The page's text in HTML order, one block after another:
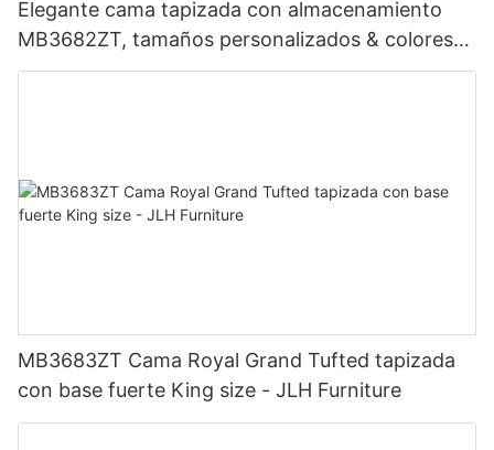
Elegante cama tapizada con almacenamiento
MB3682ZT, tamaños personalizados & colores
Precio de fábrica - Muebles JLH
MB3683ZT Cama Royal Grand Tufted tapizada
con base fuerte King size - JLH Furniture